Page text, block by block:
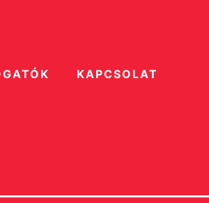
KAPCSOLAT